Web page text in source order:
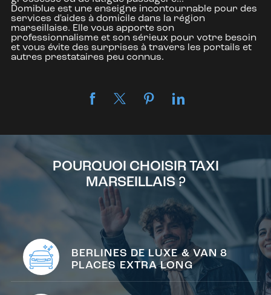
Domiblue est une enseigne incontournable pour des
services d'aides à domicile dans la région
marseillaise. Elle vous apporte son
professionnalisme et son sérieux pour votre besoin
et vous évite des surprises à travers les portails et
autres prestataires peu connus.
POURQUOI CHOISIR TAXI
MARSEILLAIS ?
BERLINES DE LUXE & VAN 8
PLACES EXTRA LONG